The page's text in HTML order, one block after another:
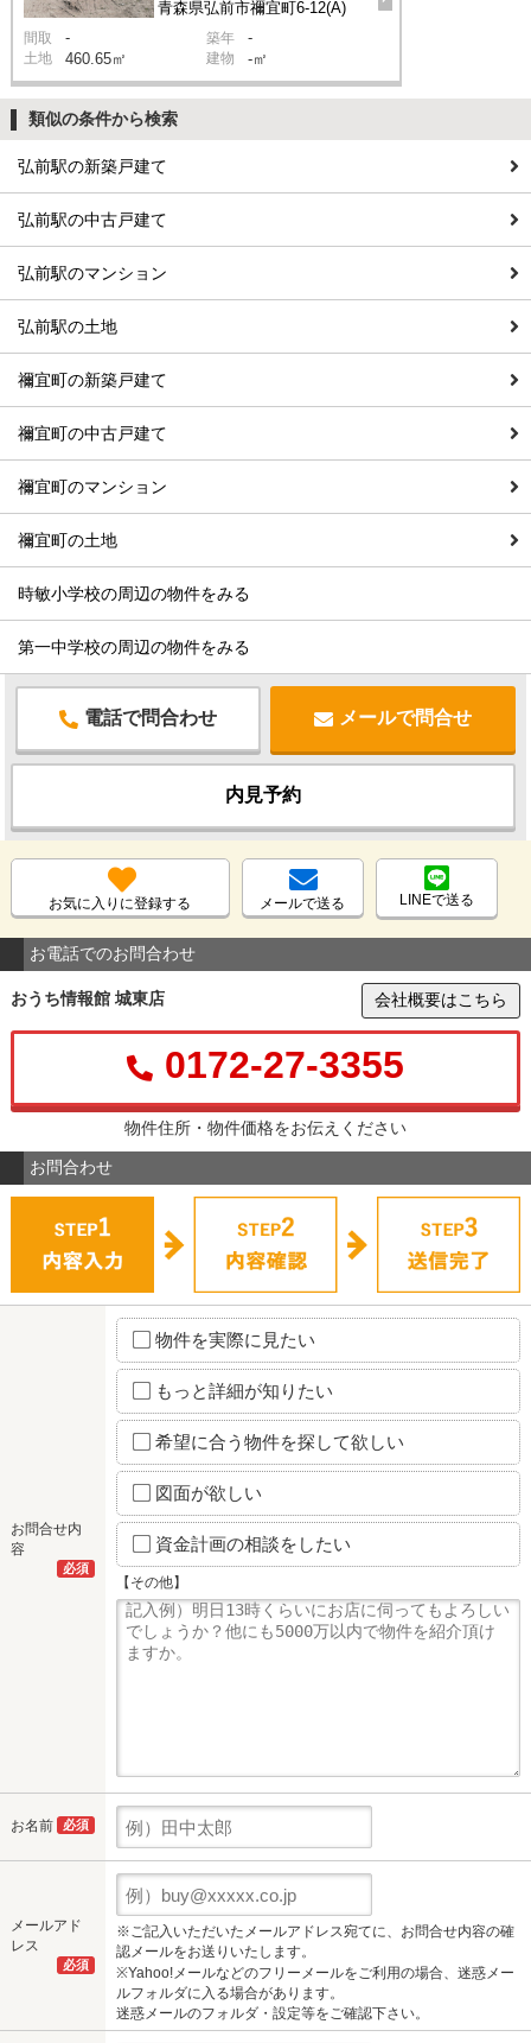
青森県弘前市禰宜町6-12(A)
間取 - 築年 -
土地 460.65㎡ 建物 -㎡
類似の条件から検索
弘前駅の新築戸建て
弘前駅の中古戸建て
弘前駅のマンション
弘前駅の土地
禰宜町の新築戸建て
禰宜町の中古戸建て
禰宜町のマンション
禰宜町の土地
時敏小学校の周辺の物件をみる
第一中学校の周辺の物件をみる
電話で問合わせ メールで問合せ
内見予約
お気に入りに登録する メールで送る LINEで送る
お電話でのお問合わせ
おうち情報館 城東店 会社概要はこちら
0172-27-3355
物件住所・物件価格をお伝えください
お問合わせ
お問合せ内
容
必須
物件を実際に見たい
もっと詳細が知りたい
希望に合う物件を探して欲しい
図面が欲しい
資金計画の相談をしたい
【その他】
お名前 必須
メールアド
レス
必須
※ご記入いただいたメールアドレス宛てに、お問合せ内容の確
認メールをお送りいたします。
※Yahoo!メールなどのフリーメールをご利用の場合、迷惑メー
ルフォルダに入る場合があります。
迷惑メールのフォルダ・設定等をご確認下さい。